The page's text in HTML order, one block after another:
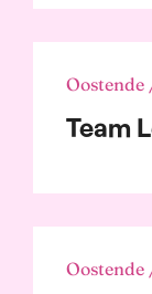
Team